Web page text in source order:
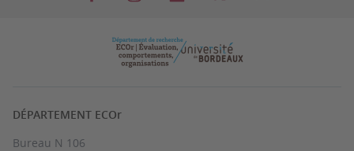
DÉPARTEMENT ECOr
Bureau N 106